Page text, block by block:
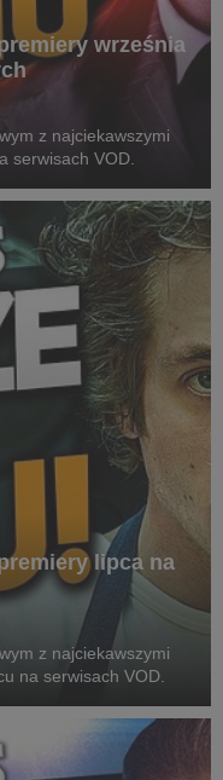
września
z najciekawszymi
serwisach VOD.
lipca na
z najciekawszymi
na serwisach VOD.